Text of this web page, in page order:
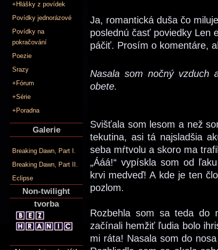
+Hlášky z povídek
Povídky jednorázové
Povídky na
pokračování
Poezie
Srazy
+Fórum
+Série
+Poradna
Galerie
Breaking Dawn, Part I.
Breaking Dawn, Part II.
Eclipse
Non-twilight
tvorba
Ja, romantická duša čo
poslednú časť poviedky Len
páčiť. Prosím o komentáre,
Nasala som nočný vzduch
obete.
Svišťala som lesom a než
tekutina, asi tá najsladšia
seba mŕtvolu a skoro ma
„Ááá!“ vypískla som od
krvi medveď! A kde je ten
pozlom.
Rozbehla som sa teda do
začínali hemžiť ľudia bolo
mi ráta! Nasala som do